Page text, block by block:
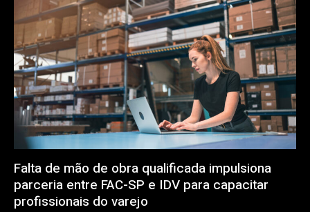
Falta de mão de obra qualificada impulsiona
parceria entre FAC-SP e IDV para capacitar
profissionais do varejo